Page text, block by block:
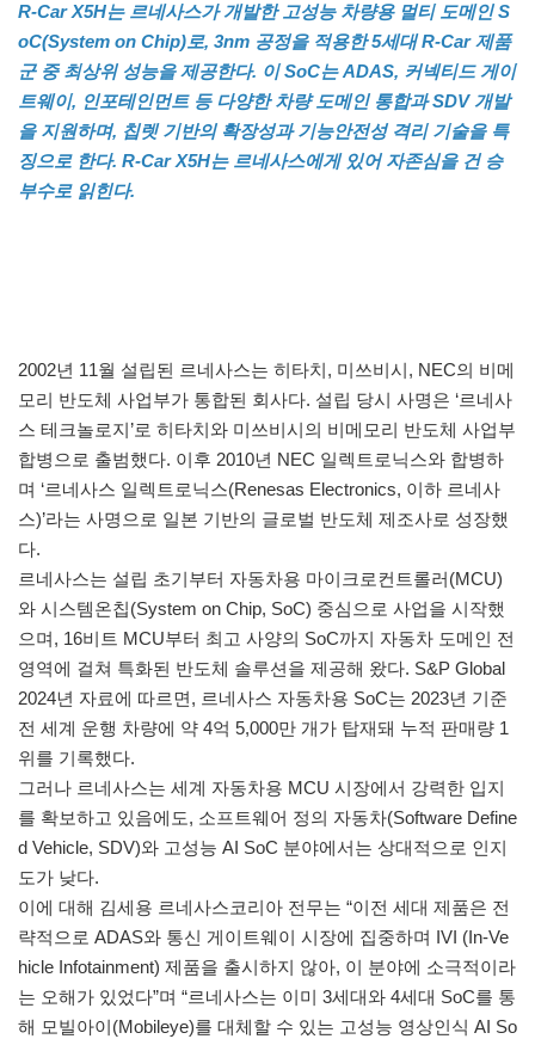
R-Car X5H는 르네사스가 개발한 고성능 차량용 멀티 도메인 S
oC(System on Chip)로, 3nm 공정을 적용한 5세대 R-Car 제품
군 중 최상위 성능을 제공한다. 이 SoC는 ADAS, 커넥티드 게이
트웨이, 인포테인먼트 등 다양한 차량 도메인 통합과 SDV 개발
을 지원하며, 칩렛 기반의 확장성과 기능안전성 격리 기술을 특
징으로 한다. R-Car X5H는 르네사스에게 있어 자존심을 건 승
부수로 읽힌다.
2002년 11월 설립된 르네사스는 히타치, 미쓰비시, NEC의 비메
모리 반도체 사업부가 통합된 회사다. 설립 당시 사명은 ‘르네사
스 테크놀로지’로 히타치와 미쓰비시의 비메모리 반도체 사업부
합병으로 출범했다. 이후 2010년 NEC 일렉트로닉스와 합병하
며 ‘르네사스 일렉트로닉스(Renesas Electronics, 이하 르네사
스)’라는 사명으로 일본 기반의 글로벌 반도체 제조사로 성장했
다.
르네사스는 설립 초기부터 자동차용 마이크로컨트롤러(MCU)
와 시스템온칩(System on Chip, SoC) 중심으로 사업을 시작했
으며, 16비트 MCU부터 최고 사양의 SoC까지 자동차 도메인 전
영역에 걸쳐 특화된 반도체 솔루션을 제공해 왔다. S&P Global
2024년 자료에 따르면, 르네사스 자동차용 SoC는 2023년 기준
전 세계 운행 차량에 약 4억 5,000만 개가 탑재돼 누적 판매량 1
위를 기록했다.
그러나 르네사스는 세계 자동차용 MCU 시장에서 강력한 입지
를 확보하고 있음에도, 소프트웨어 정의 자동차(Software Define
d Vehicle, SDV)와 고성능 AI SoC 분야에서는 상대적으로 인지
도가 낮다.
이에 대해 김세용 르네사스코리아 전무는 “이전 세대 제품은 전
략적으로 ADAS와 통신 게이트웨이 시장에 집중하며 IVI (In-Ve
hicle Infotainment) 제품을 출시하지 않아, 이 분야에 소극적이라
는 오해가 있었다”며 “르네사스는 이미 3세대와 4세대 SoC를 통
해 모빌아이(Mobileye)를 대체할 수 있는 고성능 영상인식 AI So